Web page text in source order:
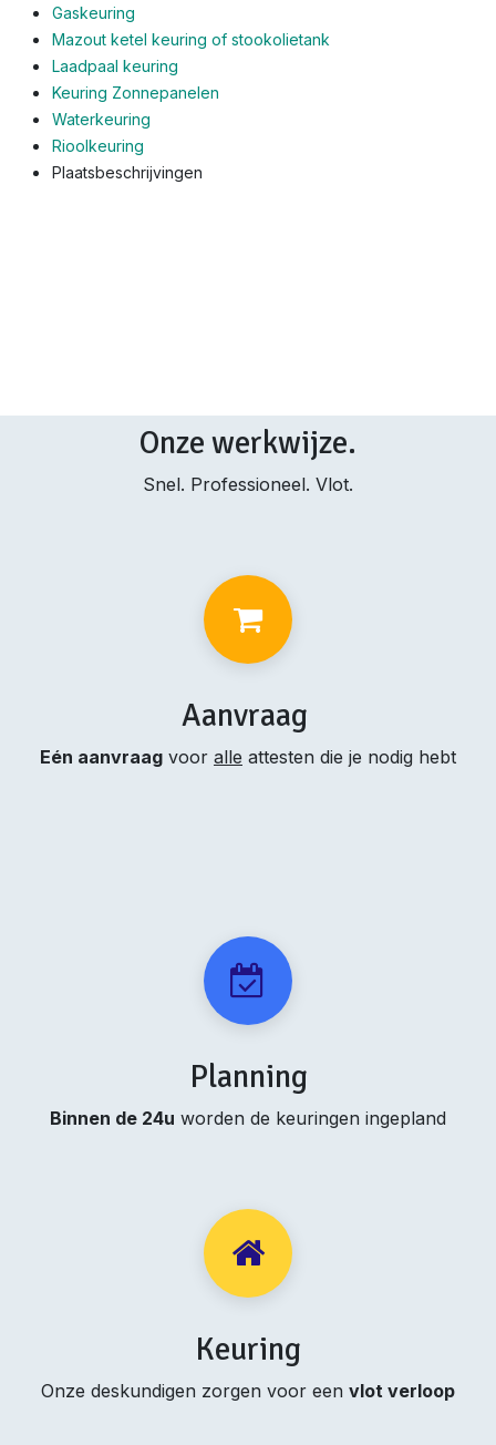
Gaskeuring
Mazout ketel keuring of stookolietank
Laadpaal keuring
Keuring Zonnepanelen
Waterkeuring
Rioolkeuring
Plaatsbeschrijvingen
Onze werkwijze.
Snel. Professioneel. Vlot.
Aanvraag
Eén aanvraag voor alle attesten die je nodig hebt
Planning
Binnen de 24u worden de keuringen ingepland
Keuring
Onze deskundigen zorgen voor een vlot verloop